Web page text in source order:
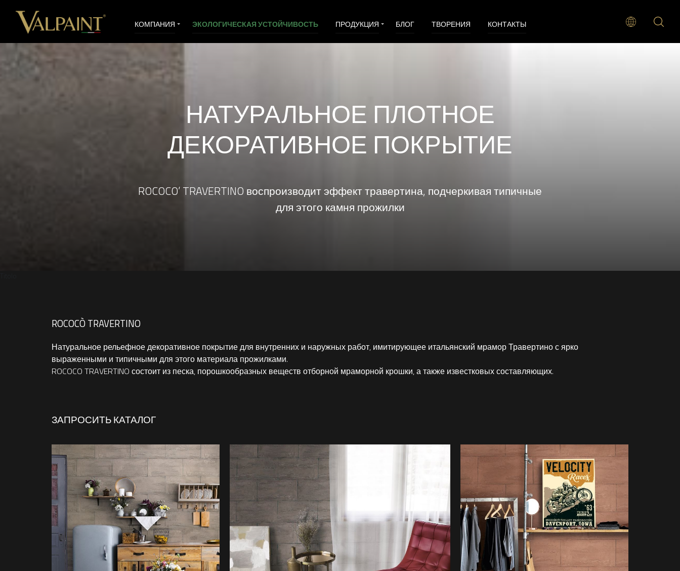
КОМПАНИЯ ЭКОЛОГИЧЕСКАЯ УСТОЙЧИВОСТЬ ПРОДУКЦИЯ БЛОГ ТВОРЕНИЯ КОНТАКТЫ
НАТУРАЛЬНОЕ ПЛОТНОЕ
ДЕКОРАТИВНОЕ ПОКРЫТИЕ
ROCOCO’ TRAVERTINO воспроизводит эффект травертина, подчеркивая типичные
для этого камня прожилки
ROCOCÒ TRAVERTINO
Натуральное рельефное декоративное покрытие для внутренних и наружных работ, имитирующее итальянский мрамор Травертино с ярко
выраженными и типичными для этого материала прожилками.
ROCOCO TRAVERTINO состоит из песка, порошкообразных веществ отборной мраморной крошки, а также известковых составляющих.
ЗАПРОСИТЬ КАТАЛОГ